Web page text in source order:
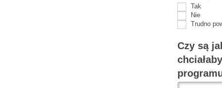
Tak
Nie
Trudno
Czy są